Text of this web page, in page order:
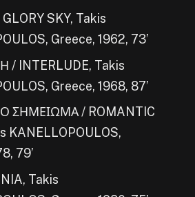
SKY, Takis
Greece, 1962, 73’
/ INTERLUDE, Takis
Greece, 1968, 87’
ΣΗΜΕΙΩΜΑ / ROMANTIC
KANELLOPOULOS,
79’
Takis